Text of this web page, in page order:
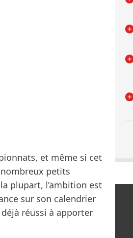
et même si cet
petits
plupart, l’ambition est
sur son calendrier
réussi à apporter